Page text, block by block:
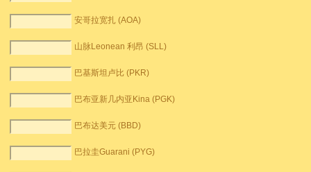
安哥拉宽扎 (AOA)
山脉Leonean 利昂 (SLL)
巴基斯坦卢比 (PKR)
巴布亚新几内亚Kina (PGK)
巴布达美元 (BBD)
巴拉圭Guarani (PYG)